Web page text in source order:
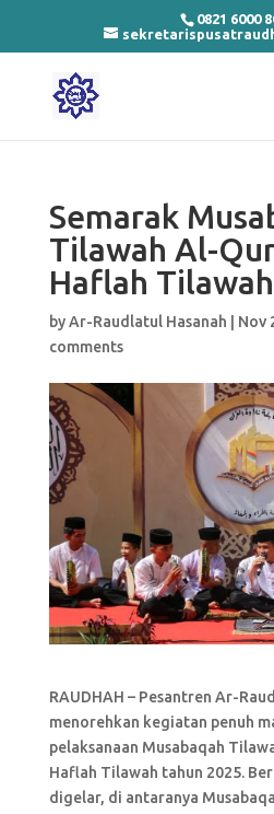
0821 6000
Semarak
Tilawah Al-
Haflah
byAr-Raudlatul Hasanah Nov
comments
RAUDHAH – Pesantren Ar-
menorehkan kegiatan penuh
pelaksanaan Musabaqah
Haflah Tilawah tahun 2025.
digelar, di antaranya